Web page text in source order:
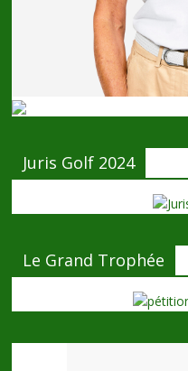
Juris Golf 2024
Le Grand Trophée